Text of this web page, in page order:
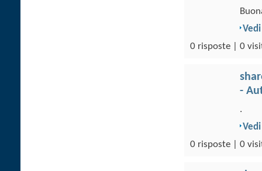
0 risposte | 0
-
.
0 risposte | 0